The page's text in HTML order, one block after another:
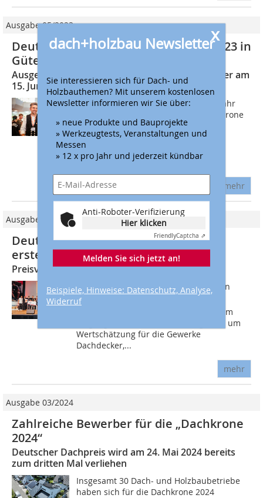
x
dach+holzbau Newsletter
Sie interessieren sich für Dach- und
Holzbauthemen? Mit unserem kostenlosen
Newsletter informieren wir Sie über:
» neue Produkte und Bauprojekte
» Werkzeugtests, Veranstaltungen und
Messen
» 12 x pro Jahr und jederzeit kündbar
Anti-Roboter-Verifizierung
Hier klicken
FriendlyCaptcha ⇗
Melden Sie sich jetzt an!
Beispiele, Hinweise: Datenschutz, Analyse,
Widerruf
Ausgabe 05/2023
Deutscher Dachpreis „Dachkrone“ 2023 in
Gütersloh verliehen
Ausgelassene Stimmung und glückliche Gewinner am
15. Juni in der Stadthalle Gütersloh
Nach der Premiere im vergangenen Jahr
wurde der Deutsche Dachpreis Dachkrone
dieses Jahr erneut in der Stadthalle
Gütersloh verliehen. Das Magazin
dach+holzbau hatte den Deutschen
Dachpreis 2022...
mehr
Ausgabe 04/2022
Deutscher Dachpreis Dachkrone zum
ersten Mal verliehen
Preisverleihung in Gütersloh am 25. Mai 2022
Das Magazin dach + holzbau hatte den
Deutschen Dachpreis Dachkrone in
Kooperation mit Dachdeckermarkt24 im
vergangenen Jahr erstmals ausgelobt, um
Wertschätzung für die Gewerke
Dachdecker,...
mehr
Ausgabe 03/2024
Zahlreiche Bewerber für die „Dachkrone
2024“
Deutscher Dachpreis wird am 24. Mai 2024 bereits
zum dritten Mal verliehen
Insgesamt 30 Dach- und Holzbaubetriebe
haben sich für die Dachkrone 2024